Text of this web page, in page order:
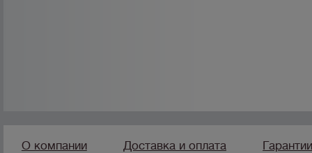
О компании Доставка и оплата